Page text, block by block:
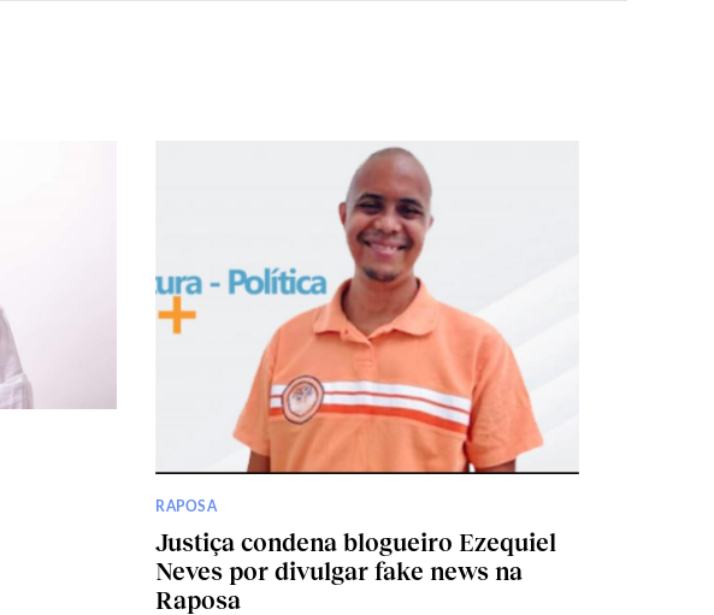
RAPOSA
Justiça condena blogueiro Ezequiel
Neves por divulgar fake news na
Raposa